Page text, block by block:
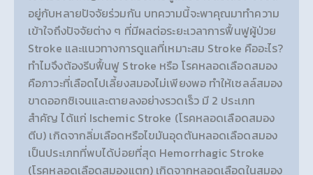
อยู่กับหลายปัจจัยร่วมกัน บทความนี้จะพาคุณมาทำความ
เข้าใจถึงปัจจัยต่าง ๆ ที่มีผลต่อระยะเวลาการฟื้นฟูผู้ป่วย
Stroke และแนวทางการดูแลที่เหมาะสม Stroke คืออะไร?
ทำไมจึงต้องรีบฟื้นฟู Stroke หรือ โรคหลอดเลือดสมอง
คือภาวะที่เลือดไปเลี้ยงสมองไม่เพียงพอ ทำให้เซลล์สมอง
ขาดออกซิเจนและตายลงอย่างรวดเร็ว มี 2 ประเภท
สำคัญ ได้แก่ Ischemic Stroke (โรคหลอดเลือดสมอง
ตีบ) เกิดจากลิ่มเลือดหรือไขมันอุดตันหลอดเลือดสมอง
เป็นประเภทที่พบได้บ่อยที่สุด Hemorrhagic Stroke
(โรคหลอดเลือดสมองแตก) เกิดจากหลอดเลือดในสมอง